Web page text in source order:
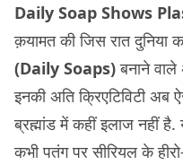
Daily Soap Shows
क़यामत की जिस रात दुनिया
(Daily Soaps)बनाने
इनकी अति क्रिएटिविटी अब
ब्रह्मांड में कहीं इलाज नहीं
कभी पतंग पर सीरियल के